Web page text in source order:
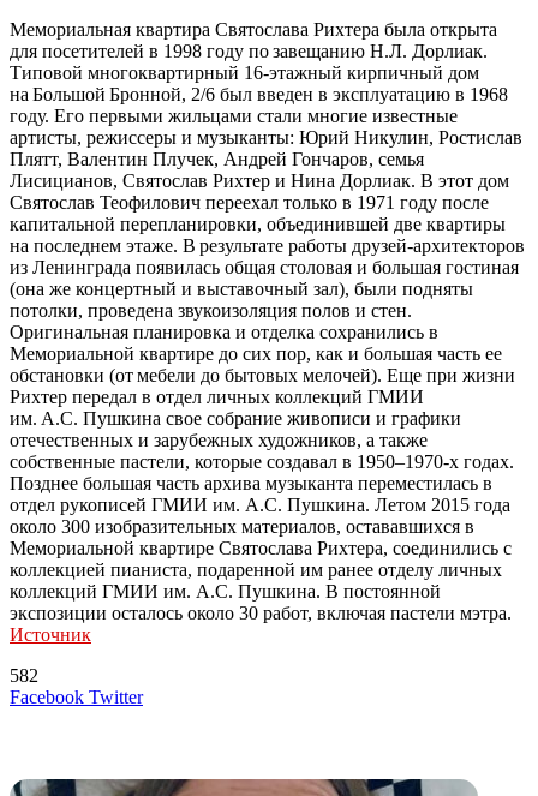
Мемориальная квартира Святослава Рихтера была открыта
для посетителей в 1998 году по завещанию Н.Л. Дорлиак.
Типовой многоквартирный 16-этажный кирпичный дом
на Большой Бронной, 2/6 был введен в эксплуатацию в 1968
году. Его первыми жильцами стали многие известные
артисты, режиссеры и музыканты: Юрий Никулин, Ростислав
Плятт, Валентин Плучек, Андрей Гончаров, семья
Лисицианов, Святослав Рихтер и Нина Дорлиак. В этот дом
Святослав Теофилович переехал только в 1971 году после
капитальной перепланировки, объединившей две квартиры
на последнем этаже. В результате работы друзей-архитекторов
из Ленинграда появилась общая столовая и большая гостиная
(она же концертный и выставочный зал), были подняты
потолки, проведена звукоизоляция полов и стен.
Оригинальная планировка и отделка сохранились в
Мемориальной квартире до сих пор, как и большая часть ее
обстановки (от мебели до бытовых мелочей). Еще при жизни
Рихтер передал в отдел личных коллекций ГМИИ
им. А.С. Пушкина свое собрание живописи и графики
отечественных и зарубежных художников, а также
собственные пастели, которые создавал в 1950–1970-х годах.
Позднее большая часть архива музыканта переместилась в
отдел рукописей ГМИИ им. А.С. Пушкина. Летом 2015 года
около 300 изобразительных материалов, остававшихся в
Мемориальной квартире Святослава Рихтера, соединились с
коллекцией пианиста, подаренной им ранее отделу личных
коллекций ГМИИ им. А.С. Пушкина. В постоянной
экспозиции осталось около 30 работ, включая пастели мэтра.
Источник
582
Facebook TwitterLinkedIn
Tumblr
Reddit
Вконтакте
Одноклассники
Skype
Messenger
Messenger
WhatsApp
Telegram
Viber
Line
Поделиться
Печатать